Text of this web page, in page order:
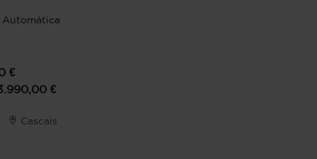
Automática
€
€
Cascais